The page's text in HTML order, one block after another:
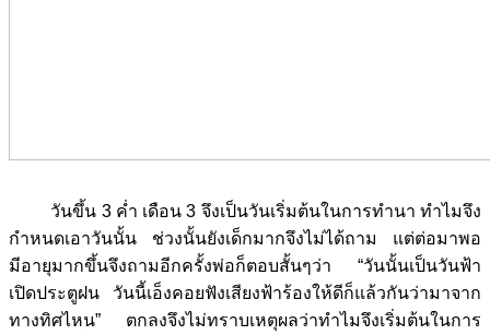
วันขึ้น 3 ค่ำ เดือน 3 จึงเป็นวันเริ่มต้นในการทำนา ทำไมจึง
กำหนดเอาวันนั้น ช่วงนั้นยังเด็กมากจึงไม่ได้ถาม แต่ต่อมาพอ
มีอายุมากขึ้นจึงถามอีกครั้งพ่อก็ตอบสั้นๆว่า “วันนั้นเป็นวันฟ้า
เปิดประตูฝน วันนี้เอ็งคอยฟังเสียงฟ้าร้องให้ดีก็แล้วกันว่ามาจาก
ทางทิศไหน” ตกลงจึงไม่ทราบเหตุผลว่าทำไมจึงเริ่มต้นในการ